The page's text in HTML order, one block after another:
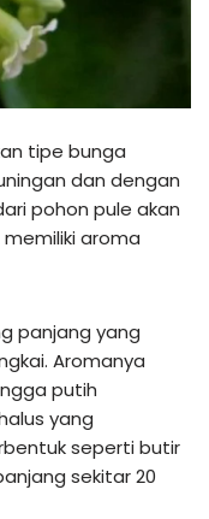
tipe bunga
dan dengan
pohon pule akan
aroma
panjang yang
Aromanya
putih
yang
seperti butir
sekitar 20